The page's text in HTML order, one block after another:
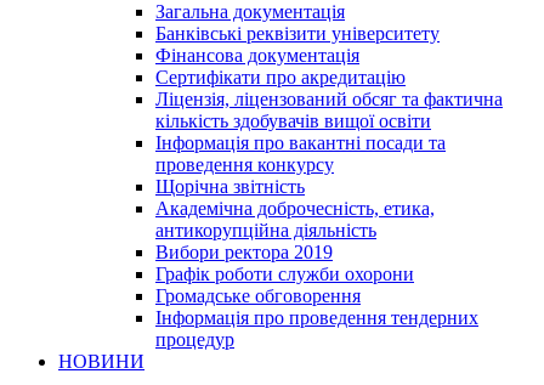
Загальна документація
Банківські реквізити університету
Фінансова документація
Сертифікати про акредитацію
Ліцензія, ліцензований обсяг та фактична
кількість здобувачів вищої освіти
Інформація про вакантні посади та
проведення конкурсу
Щорічна звітність
Академічна доброчесність, етика,
антикорупційна діяльність
Вибори ректора 2019
Графік роботи служби охорони
Громадське обговорення
Інформація про проведення тендерних
процедур
НОВИНИ